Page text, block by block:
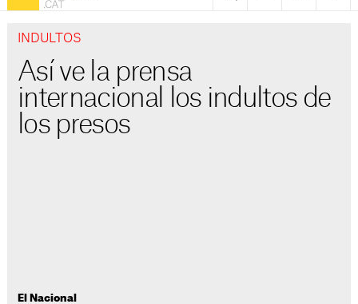
INDULTOS
Así ve la prensa
internacional los indultos de
los presos
El Nacional